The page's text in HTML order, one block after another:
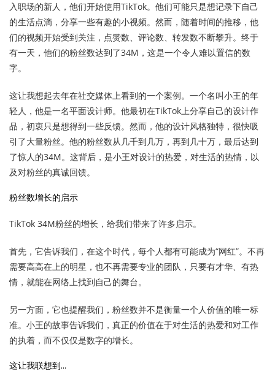
入职场的新人，他们开始使用TikTok。他们可能只是想记录下自己
的生活点滴，分享一些有趣的小视频。然而，随着时间的推移，他
们的视频开始受到关注，点赞数、评论数、转发数不断攀升。终于
有一天，他们的粉丝数达到了34M，这是一个令人难以置信的数
字。
这让我想起去年在社交媒体上看到的一个案例。一个名叫小王的年
轻人，他是一名平面设计师。他最初在TikTok上分享自己的设计作
品，初衷只是想得到一些反馈。然而，他的设计风格独特，很快吸
引了大量粉丝。他的粉丝数从几千到几万，再到几十万，最后达到
了惊人的34M。这背后，是小王对设计的热爱，对生活的热情，以
及对粉丝的真诚回馈。
粉丝数增长的启示
TikTok 34M粉丝的增长，给我们带来了许多启示。
首先，它告诉我们，在这个时代，每个人都有可能成为“网红”。不再
需要高高在上的明星，也不再需要专业的团队，只要有才华、有热
情，就能在网络上找到自己的舞台。
另一方面，它也提醒我们，粉丝数并不是衡量一个人价值的唯一标
准。小王的故事告诉我们，真正的价值在于对生活的热爱和对工作
的执着，而不仅仅是数字的增长。
这让我联想到…